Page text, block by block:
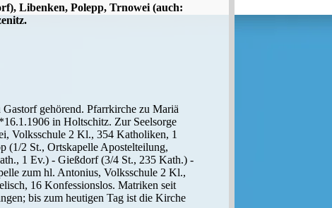
Libenken, Polepp, Trnowei (auch:
gehörend. Pfarrkirche zu Mariä
in Holtschitz. Zur Seelsorge
Volksschule 2 Kl., 354 Katholiken, 1
(1/2 St., Ortskapelle Apostelteilung,
1 Ev.) - Gießdorf (3/4 St., 235 Kath.) -
zum hl. Antonius, Volksschule 2 Kl.,
16 Konfessionslos. Matriken seit
bis zum heutigen Tag ist die Kirche